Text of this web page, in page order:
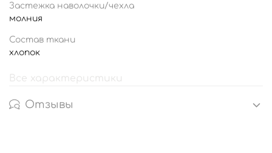
Застежка наволочки/чехла
молния
Состав ткани
хлопок
Все характеристики
Отзывы